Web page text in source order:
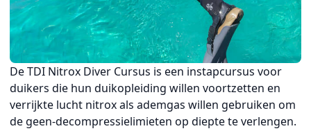
De TDI Nitrox Diver Cursus is een instapcursus voor
duikers die hun duikopleiding willen voortzetten en
verrijkte lucht nitrox als ademgas willen gebruiken om
de geen-decompressielimieten op diepte te verlengen.